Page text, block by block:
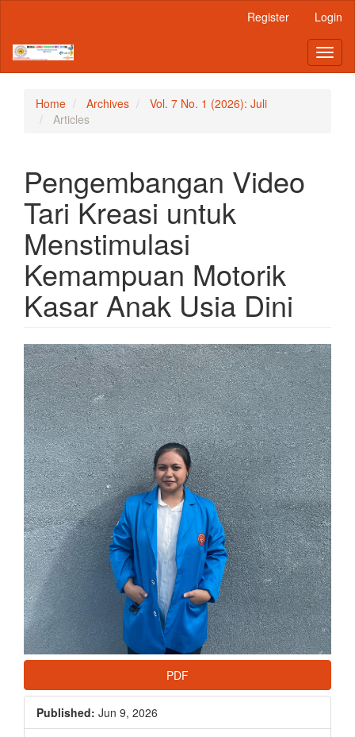
Content
Sidebar
Register Login
Home Archives
Vol. 7 No. 1 (2026): Juli
Articles
Pengembangan Video
Tari Kreasi untuk
Menstimulasi
Kemampuan Motorik
Kasar Anak Usia Dini
Article
Sidebar
PDF
Published: Jun 9, 2026